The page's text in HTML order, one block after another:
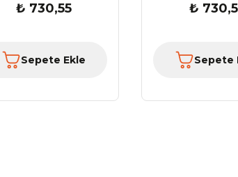
₺ 730,55
Sepete Ekle
₺
Sepete